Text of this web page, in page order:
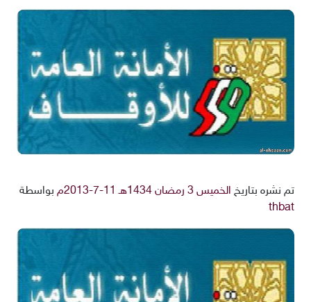
تم نشره بتاريخ الخميس 3 رمضان 1434هـ 11-7-2013م
بواسطة
thbat